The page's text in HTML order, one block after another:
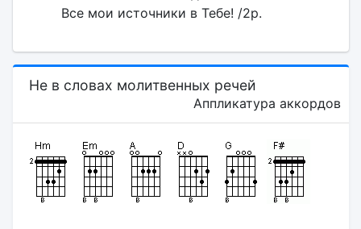
Все мои источники в Тебе! /2р.
Не в словах молитвенных речей
Аппликатура аккордов